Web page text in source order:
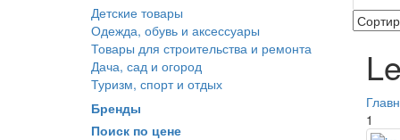
Детские товары
Одежда, обувь и аксессуары
Товары для строительства и ремонта
Дача, сад и огород
Туризм, спорт и отдых
Бренды
Поиск по цене
1